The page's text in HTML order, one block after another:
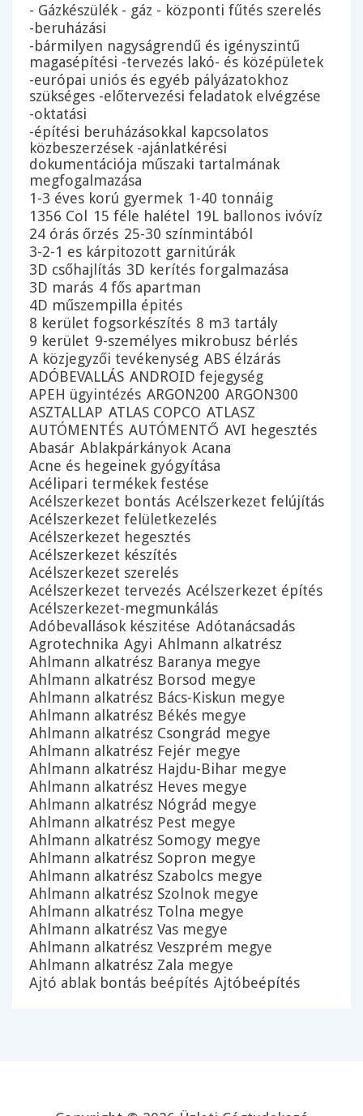
- Gázkészülék - gáz - központi fűtés szerelés
-beruházási
-bármilyen nagyságrendű és igényszintű
magasépítési -tervezés lakó- és középületek
-európai uniós és egyéb pályázatokhoz
szükséges -előtervezési feladatok elvégzése
-oktatási
-építési beruházásokkal kapcsolatos
közbeszerzések -ajánlatkérési
dokumentációja műszaki tartalmának
megfogalmazása
1-3 éves korú gyermek 1-40 tonnáig
1356 Col 15 féle halétel 19L ballonos ivóvíz
24 órás őrzés 25-30 színmintából
3-2-1 es kárpitozott garnitúrák
3D csőhajlítás 3D kerítés forgalmazása
3D marás 4 fős apartman
4D műszempilla épités
8 kerület fogsorkészítés 8 m3 tartály
9 kerület 9-személyes mikrobusz bérlés
A közjegyzői tevékenység ABS élzárás
ADÓBEVALLÁS ANDROID fejegység
APEH ügyintézés ARGON200 ARGON300
ASZTALLAP ATLAS COPCO ATLASZ
AUTÓMENTÉS AUTÓMENTŐ AVI hegesztés
Abasár Ablakpárkányok Acana
Acne és hegeinek gyógyítása
Acélipari termékek festése
Acélszerkezet bontás Acélszerkezet felújítás
Acélszerkezet felületkezelés
Acélszerkezet hegesztés
Acélszerkezet készítés
Acélszerkezet szerelés
Acélszerkezet tervezés Acélszerkezet építés
Acélszerkezet-megmunkálás
Adóbevallások készitése Adótanácsadás
Agrotechnika Agyi Ahlmann alkatrész
Ahlmann alkatrész Baranya megye
Ahlmann alkatrész Borsod megye
Ahlmann alkatrész Bács-Kiskun megye
Ahlmann alkatrész Békés megye
Ahlmann alkatrész Csongrád megye
Ahlmann alkatrész Fejér megye
Ahlmann alkatrész Hajdu-Bihar megye
Ahlmann alkatrész Heves megye
Ahlmann alkatrész Nógrád megye
Ahlmann alkatrész Pest megye
Ahlmann alkatrész Somogy megye
Ahlmann alkatrész Sopron megye
Ahlmann alkatrész Szabolcs megye
Ahlmann alkatrész Szolnok megye
Ahlmann alkatrész Tolna megye
Ahlmann alkatrész Vas megye
Ahlmann alkatrész Veszprém megye
Ahlmann alkatrész Zala megye
Ajtó ablak bontás beépítés Ajtóbeépítés